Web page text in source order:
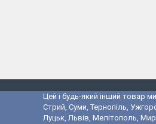
Цей і будь-який інший товар
Стрий, Суми, Тернопіль,
Луцьк, Львів, Мелітополь,